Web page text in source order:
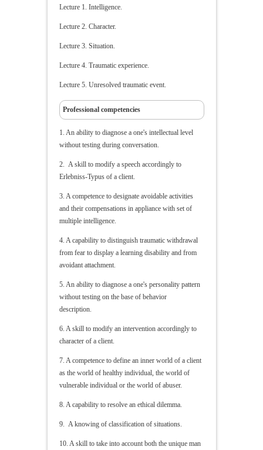
Lecture 1. Intelligence.
Lecture 2. Character.
Lecture 3. Situation.
Lecture 4. Traumatic experience.
Lecture 5. Unresolved traumatic event.
Professional competencies
1. An ability to diagnose a one's intellectual level
without testing during conversation.
2. A skill to modify a speech accordingly to
Erlebniss-Typus of a client.
3. A competence to designate avoidable activities
and their compensations in appliance with set of
multiple intelligence.
4. A capability to distinguish traumatic withdrawal
from fear to display a learning disability and from
avoidant attachment.
5. An ability to diagnose a one's personality pattern
without testing on the base of behavior
description.
6. A skill to modify an intervention accordingly to
character of a client.
7. A competence to define an inner world of a client
as the world of healthy individual, the world of
vulnerable individual or the world of abuser.
8. A capability to resolve an ethical dilemma.
9. A knowing of classification of situations.
10. A skill to take into account both the unique man